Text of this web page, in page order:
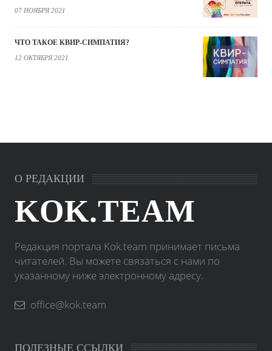
07 НОЯБРЯ 2021
ЧТО ТАКОЕ КВИР-СИМПАТИЯ?
12 ОКТЯБРЯ 2021
О РЕДАКЦИИ
KOK.TEAM
Редакция портала Kok.team принимает письма
читателей. Вы можете связаться с нами по
указанному ниже электронному адресу.
office@kok.team
ПОЛЕЗНЫЕ ССЫЛКИ